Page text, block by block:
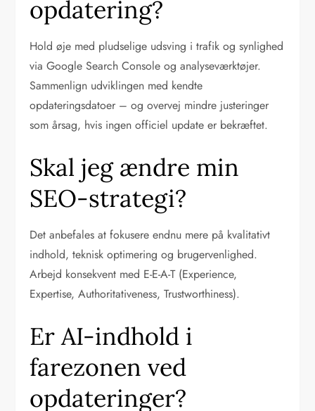
opdatering?
Hold øje med pludselige udsving i trafik og synlighed
via Google Search Console og analyseværktøjer.
Sammenlign udviklingen med kendte
opdateringsdatoer – og overvej mindre justeringer
som årsag, hvis ingen officiel update er bekræftet.
Skal jeg ændre min
SEO-strategi?
Det anbefales at fokusere endnu mere på kvalitativt
indhold, teknisk optimering og brugervenlighed.
Arbejd konsekvent med E-E-A-T (Experience,
Expertise, Authoritativeness, Trustworthiness).
Er AI-indhold i
farezonen ved
opdateringer?